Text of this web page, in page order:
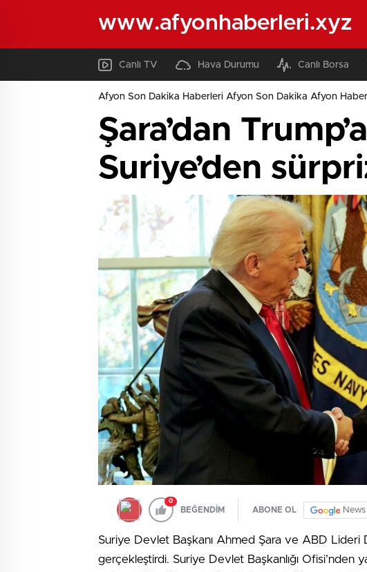
www.afyonhaberleri.xyz
Canlı TV Hava Durumu Canlı Borsa
Afyon Son Dakika Haberleri Afyon Son Dakika Afyon
Şara’dan
Suriye’den
0
BEĞENDİM ABONE OL News
Suriye Devlet Başkanı Ahmed Şara ve ABD Lideri
gerçekleştirdi. Suriye Devlet Başkanlığı Ofisi’nden